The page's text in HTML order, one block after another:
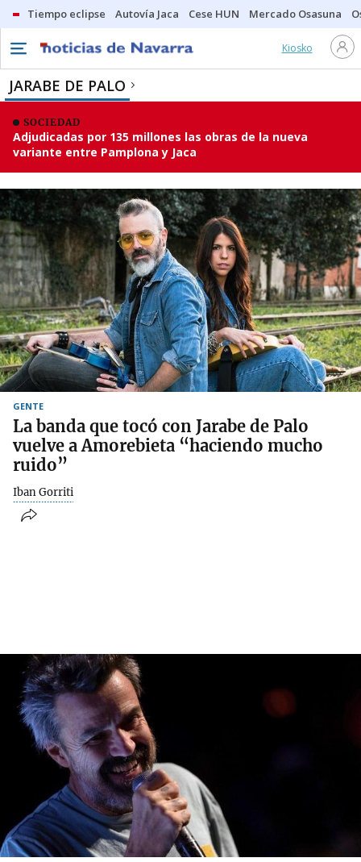
Tiempo eclipse Autovía Jaca Cese HUN Mercado Osasuna
Kiosko
JARABE DE PALO
SOCIEDAD
Adjudicadas por 135 millones las obras de la nueva
variante entre Pamplona y Jaca
GENTE
La banda que tocó con Jarabe de Palo
vuelve a Amorebieta “haciendo mucho
ruido”
Iban Gorriti